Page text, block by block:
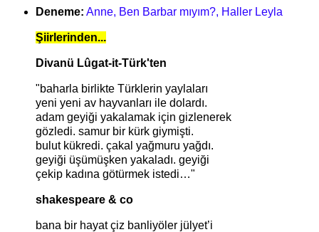
Deneme: Anne, Ben Barbar mıyım?, Haller Leyla
Şiirlerinden...
Divanü Lûgat-it-Türk'ten
"baharla birlikte Türklerin yaylaları
yeni yeni av hayvanları ile dolardı.
adam geyiği yakalamak için gizlenerek
gözledi. samur bir kürk giymişti.
bulut kükredi. çakal yağmuru yağdı.
geyiği üşümüşken yakaladı. geyiği
çekip kadına götürmek istedi…"
shakespeare & co
bana bir hayat çiz banliyöler jülyet’i